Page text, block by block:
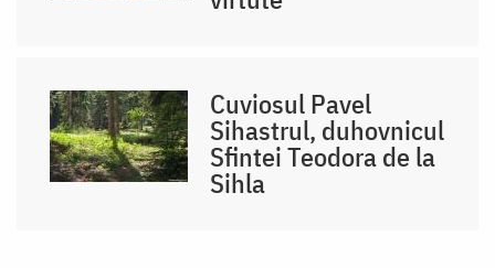
Cuviosul Pavel
Sihastrul, duhovnicul
Sfintei Teodora de la
Sihla